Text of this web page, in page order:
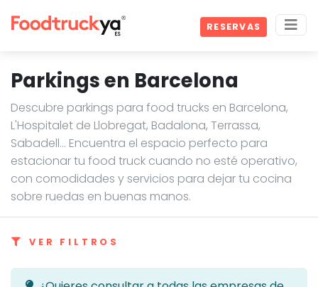
RESERVAS
Parkings en Barcelona
Descubre parkings para food trucks en Barcelona,
L'Hospitalet de Llobregat, Badalona, Terrassa,
Sabadell… Encuentra el espacio perfecto para
estacionar tu food truck cuando no esté operativo,
con comodidades y servicios para dejar tu cocina
sobre ruedas en buenas manos.
VER FILTROS